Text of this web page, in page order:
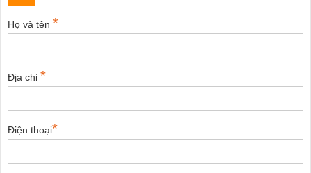
Họ và tên *
Địa chỉ *
Điện thoại*